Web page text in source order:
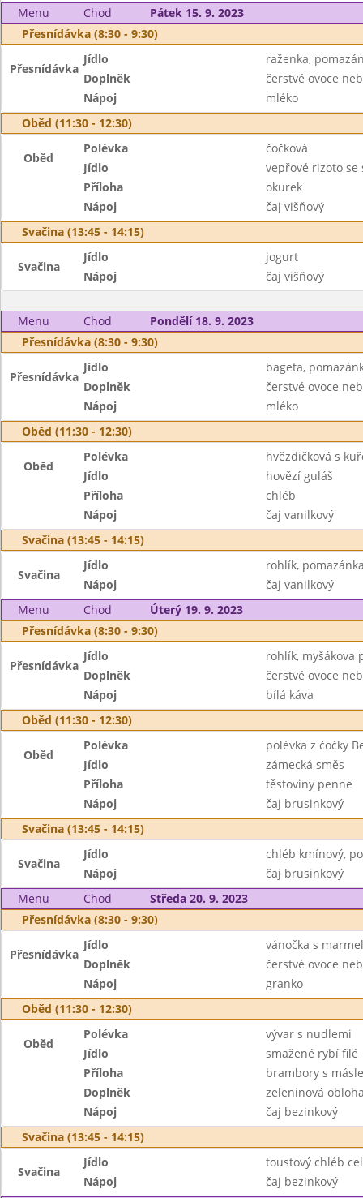
Menu Chod
Pátek 15. 9. 2023
Přesnídávka (8:30 - 9:30)
Přesnídávka
Jídlo
raženka,
Doplněk
čerstvé ovoce
Nápoj
mléko
Oběd (11:30 - 12:30)
Oběd
Polévka
čočková
Jídlo
vepřové rizoto se
Příloha
okurek
Nápoj
čaj višňový
Svačina (13:45 - 14:15)
Svačina
Jídlo
jogurt
Nápoj
čaj višňový
Menu Chod
Pondělí 18. 9. 2023
Přesnídávka (8:30 - 9:30)
Přesnídávka
Jídlo
bageta,
Doplněk
čerstvé ovoce
Nápoj
mléko
Oběd (11:30 - 12:30)
Oběd
Polévka
hvězdičková s
Jídlo
hovězí guláš
Příloha
chléb
Nápoj
čaj vanilkový
Svačina (13:45 - 14:15)
Svačina
Jídlo
rohlík,
Nápoj
čaj vanilkový
Menu
Chod
Úterý 19. 9. 2023
Přesnídávka (8:30 - 9:30)
Přesnídávka
Jídlo
rohlík, myšákova
Doplněk
čerstvé ovoce
Nápoj
bílá káva
Oběd (11:30 - 12:30)
Oběd
Polévka
polévka z čočky
Jídlo
zámecká směs
Příloha
těstoviny penne
Nápoj
čaj brusinkový
Svačina (13:45 - 14:15)
Svačina
Jídlo
chléb kmínový,
Nápoj
čaj brusinkový
Menu
Chod
Středa 20. 9. 2023
Přesnídávka (8:30 - 9:30)
Přesnídávka
Jídlo
vánočka s
Doplněk
čerstvé ovoce
Nápoj
granko
Oběd (11:30 - 12:30)
Oběd
Polévka
vývar s nudlemi
Jídlo
smažené rybí filé
Příloha
brambory s
Doplněk
zeleninová
Nápoj
čaj bezinkový
Svačina (13:45 - 14:15)
Svačina
Jídlo
toustový chléb
Nápoj
čaj bezinkový